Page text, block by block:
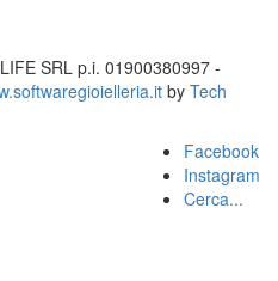
SRL p.i. 01900380997 -
by Tech
Facebook
Instagram
Cerca...